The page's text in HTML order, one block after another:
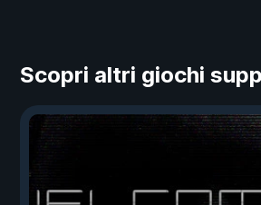
Scopri altri giochi